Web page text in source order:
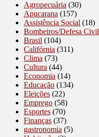
Agropecuária (30)
Apucarana (157)
Assistência Social (18)
Bombeiros/Defesa Civil
Brasil (104)
Califórnia (311)
Clima (73)
Cultura (44)
Economia (14)
Educação (134)
Eleições (22)
Emprego (58)
Esportes (70)
Finanças (37)
gastronomia (5)